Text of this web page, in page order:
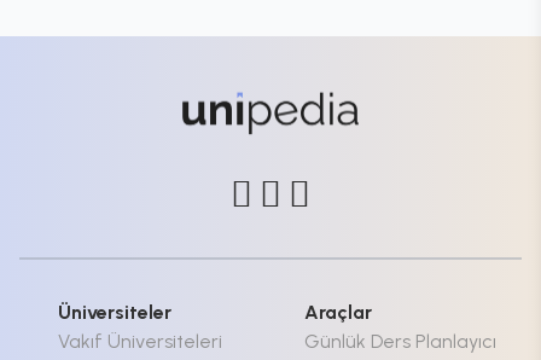
Üniversiteler
Vakıf Üniversiteleri
Araçlar
Günlük Ders Planlayıcı